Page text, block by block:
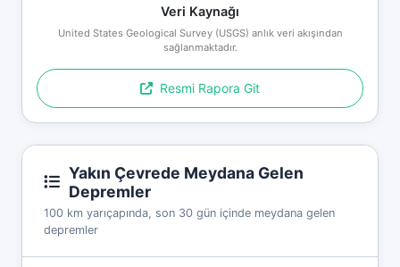
Veri Kaynağı
United States Geological Survey (USGS) anlık veri akışından
sağlanmaktadır.
Resmi Rapora Git
Yakın Çevrede Meydana Gelen
Depremler
100 km yarıçapında, son 30 gün içinde meydana gelen
depremler